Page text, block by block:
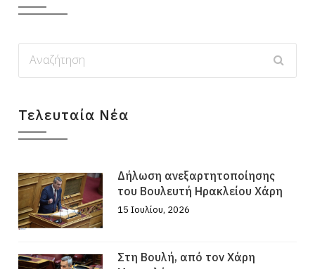
Τελευταία Νέα
Δήλωση ανεξαρτητοποίησης
του Βουλευτή Ηρακλείου Χάρη
15 Ιουλίου, 2026
Στη Βουλή, από τον Χάρη